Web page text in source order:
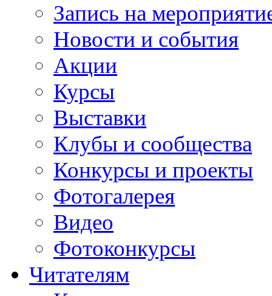
Запись на
Новости и события
Акции
Курсы
Выставки
Клубы и сообщества
Конкурсы и проекты
Фотогалерея
Видео
Фотоконкурсы
Читателям